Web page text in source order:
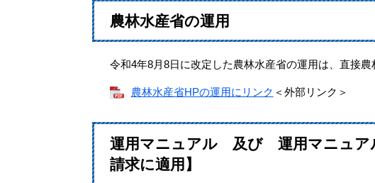
農林水産省の運用
令和4年8月8日に改定した農林水産省の運用は、直接農
農林水産省HPの運用にリンク ＜外部リンク＞
運用マニュアル 及び 運用マニュア
請求に適用】